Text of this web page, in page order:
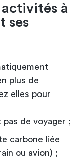
à
ses
plus de
elles pour
de voyager ;
carbone liée
ou avion) ;